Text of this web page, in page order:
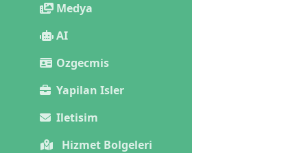
Medya
AI
Ozgecmis
Yapilan Isler
Iletisim
Hizmet Bolgeleri